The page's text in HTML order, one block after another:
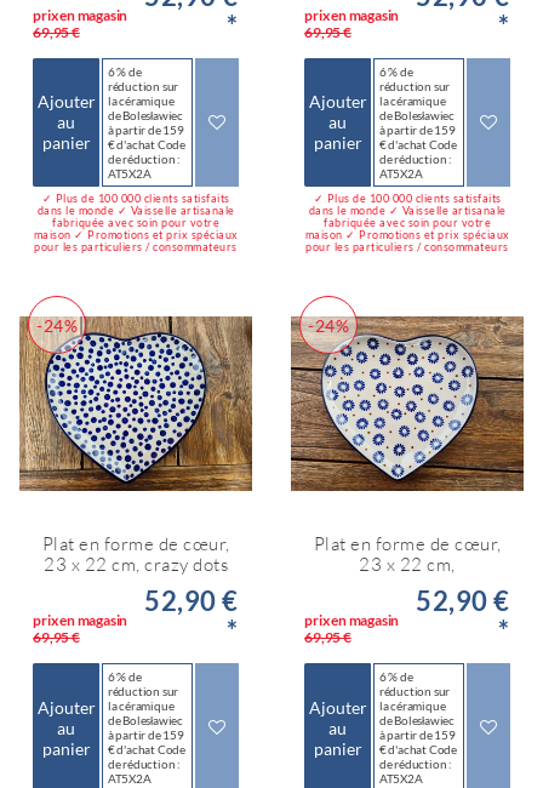
prix en magasin
69,95 €
*
Ajouter
au
panier
6 % de
réduction sur
la céramique
de Bolesławiec
à partir de 159
€ d'achat Code
de réduction :
AT5X2A
✓ Plus de 100 000 clients satisfaits
dans le monde ✓ Vaisselle artisanale
fabriquée avec soin pour votre
maison ✓ Promotions et prix spéciaux
pour les particuliers / consommateurs
prix en magasin
69,95 €
*
Ajouter
au
panier
6 % de
réduction sur
la céramique
de Bolesławiec
à partir de 159
€ d'achat Code
de réduction :
AT5X2A
✓ Plus de 100 000 clients satisfaits
dans le monde ✓ Vaisselle artisanale
fabriquée avec soin pour votre
maison ✓ Promotions et prix spéciaux
pour les particuliers / consommateurs
-24%
Plat en forme de cœur,
23 x 22 cm, crazy dots
prix en magasin
69,95 €
52,90 €
*
Ajouter
au
panier
6 % de
réduction sur
la céramique
de Bolesławiec
à partir de 159
€ d'achat Code
de réduction :
AT5X2A
-24%
Plat en forme de cœur,
23 x 22 cm,
prix en magasin
69,95 €
52,90 €
*
Ajouter
au
panier
6 % de
réduction sur
la céramique
de Bolesławiec
à partir de 159
€ d'achat Code
de réduction :
AT5X2A